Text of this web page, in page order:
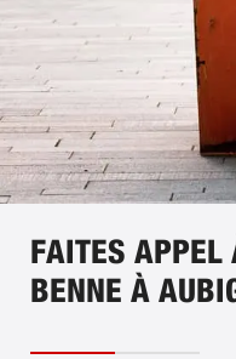
FAITES APPEL
BENNE À